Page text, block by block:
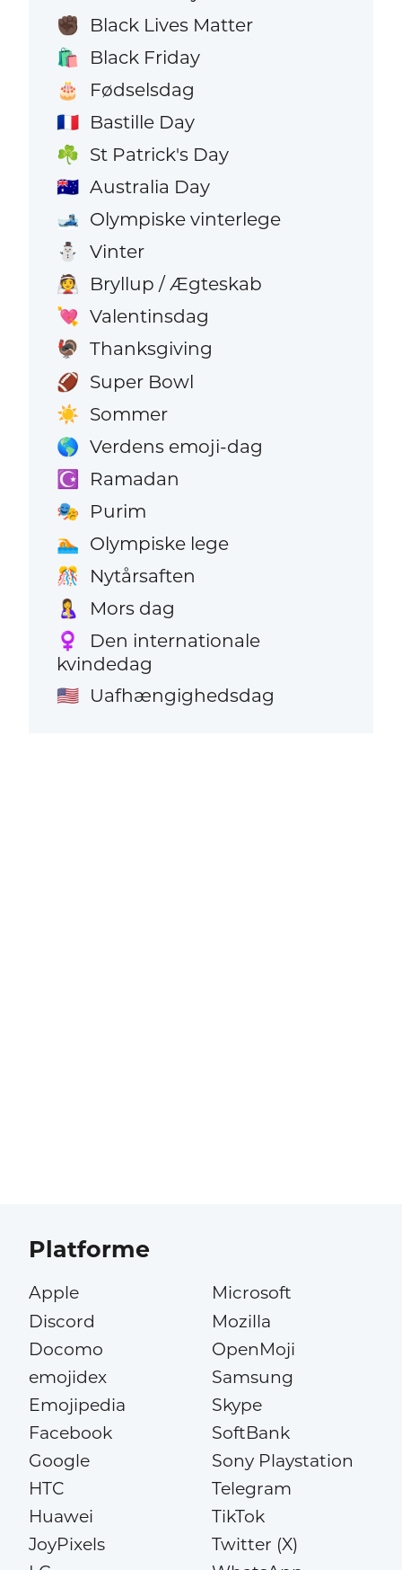
✊🏿 Black Lives Matter
🛍️ Black Friday
🎂 Fødselsdag
🇫🇷 Bastille Day
☘️ St Patrick's Day
🇦🇺 Australia Day
🎿 Olympiske vinterlege
⛄ Vinter
👰 Bryllup / Ægteskab
💘 Valentinsdag
🦃 Thanksgiving
🏈 Super Bowl
☀️ Sommer
🌎 Verdens emoji-dag
☪️ Ramadan
🎭 Purim
🏊 Olympiske lege
🎊 Nytårsaften
🤱 Mors dag
♀️
Den internationale
kvindedag
🇺🇸 Uafhængighedsdag
Platforme
Apple
Discord
Docomo
emojidex
Emojipedia
Facebook
Google
HTC
Huawei
JoyPixels
Microsoft
Mozilla
OpenMoji
Samsung
Skype
SoftBank
Sony Playstation
Telegram
TikTok
Twitter (X)